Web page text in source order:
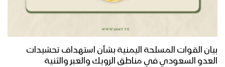
بيان القوات المسلحة اليمنية بشأن استهداف تحشيدات
العدو السعودي في مناطق الرويك والعبر والثنية